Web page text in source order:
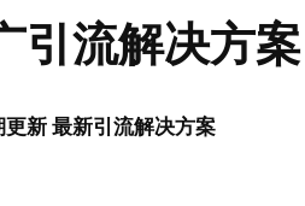
引流解决方案
新 最新引流解决方案